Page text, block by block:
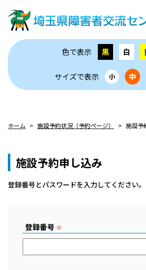
色で表示 黒 白
サイズで表示 小 中
ホーム 施設予約状況（予約ページ） 施設予
施設予約申し込み
登録番号とパスワードを⼊⼒してください。
登録番号 ※